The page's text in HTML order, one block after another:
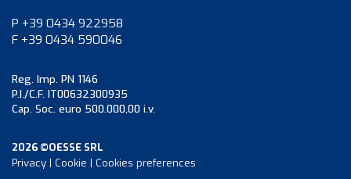
P +39 0434 922958
F +39 0434 590046
Reg. Imp. PN 1146
P.I./C.F. IT00632300935
Cap. Soc. euro 500.000,00 i.v.
2026 ©OESSE SRL
Privacy | Cookie | Cookies preferences